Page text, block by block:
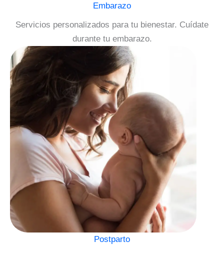
Embarazo
Servicios personalizados para tu bienestar. Cuídate
durante tu embarazo.
Postparto